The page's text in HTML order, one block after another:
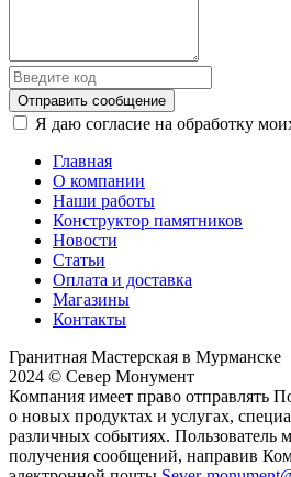
Отправить сообщение
Я даю согласие на обработку
Главная
О компании
Наши работы
Конструктор памятников
Новости
Статьи
Оплата и доставка
Магазины
Контакты
Гранитная Мастерская в Мурманске
2024 © Север Монумент
Компания имеет право отправлять
о новых продуктах и услугах,
различных событиях. Пользователь
получения сообщений, направив